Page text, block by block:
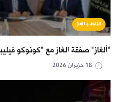
النفط و الغاز
"ألغاز" صفقة الغاز مع "كونوكو